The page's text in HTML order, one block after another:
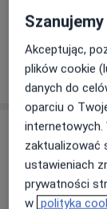
Poproś o
Akceptując,
plików cookie
danych do
oparciu o
internetowych.
zaktualizować
ustawieniach
prywatności
w polityka